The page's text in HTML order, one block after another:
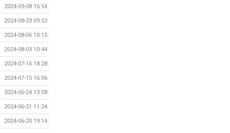
2024-09-08 16:54
2024-08-23 09:52
2024-08-06 10:15
2024-08-03 10:44
2024-07-16 18:28
2024-07-15 16:06
2024-06-24 13:08
2024-06-21 11:24
2024-06-20 19:14